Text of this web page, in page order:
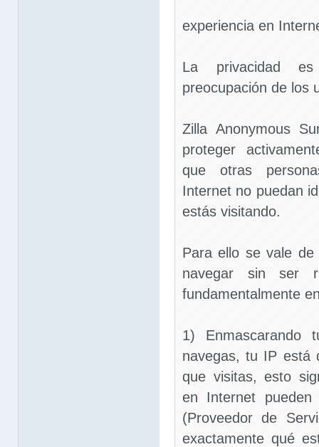
experiencia en
La privacidad
preocupación de los
Zilla Anonymous
proteger
que otras
Internet no puedan
estás visitando.
Para ello se vale
navegar sin ser
fundamentalmente
1) Enmascarando
navegas, tu IP está
que visitas, esto
en Internet
(Proveedor de
exactamente qué